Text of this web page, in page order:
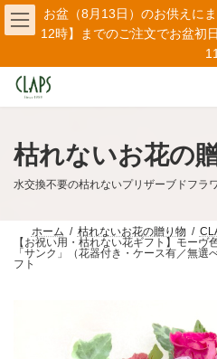
コ
ン
テ
ツ
ス
ナ
ビ
ゲ
シ
ン
お盆（8月13日）のお供えに
12時】までのご注文でお盆初
枯れないお花の
水交換不要の枯れないプリザーブドフラ
ホーム 枯れないお花の贈り物
【お祝い用・枯れない花ギフト】モーヴ
「サンク」（花器付き・ケース有／無
フト